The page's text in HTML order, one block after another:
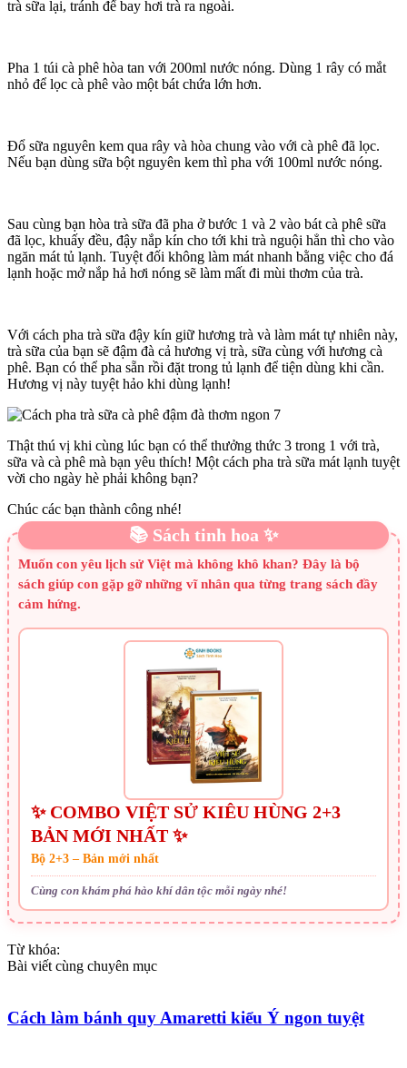
trà sữa lại, tránh để bay hơi trà ra ngoài.
Pha 1 túi cà phê hòa tan với 200ml nước nóng. Dùng 1 rây có mắt
nhỏ để lọc cà phê vào một bát chứa lớn hơn.
Đổ sữa nguyên kem qua rây và hòa chung vào với cà phê đã lọc.
Nếu bạn dùng sữa bột nguyên kem thì pha với 100ml nước nóng.
Sau cùng bạn hòa trà sữa đã pha ở bước 1 và 2 vào bát cà phê sữa
đã lọc, khuấy đều, đậy nắp kín cho tới khi trà nguội hẳn thì cho vào
ngăn mát tủ lạnh. Tuyệt đối không làm mát nhanh bằng việc cho đá
lạnh hoặc mở nắp hả hơi nóng sẽ làm mất đi mùi thơm của trà.
Với cách pha trà sữa đậy kín giữ hương trà và làm mát tự nhiên này,
trà sữa của bạn sẽ đậm đà cả hương vị trà, sữa cùng với hương cà
phê. Bạn có thể pha sẵn rồi đặt trong tủ lạnh để tiện dùng khi cần.
Hương vị này tuyệt hảo khi dùng lạnh!
Thật thú vị khi cùng lúc bạn có thể thưởng thức 3 trong 1 với trà,
sữa và cà phê mà bạn yêu thích! Một cách pha trà sữa mát lạnh tuyệt
vời cho ngày hè phải không bạn?
Chúc các bạn thành công nhé!
📚 Sách tinh hoa ✨
Muốn con yêu lịch sử Việt mà không khô khan? Đây là bộ
sách giúp con gặp gỡ những vĩ nhân qua từng trang sách đầy
cảm hứng.
✨ COMBO VIỆT SỬ KIÊU HÙNG 2+3
BẢN MỚI NHẤT ✨
Bộ 2+3 – Bản mới nhất
Cùng con khám phá hào khí dân tộc mỗi ngày nhé!
Từ khóa:
Bài viết cùng chuyên mục
Cách làm bánh quy Amaretti kiểu Ý ngon tuyệt